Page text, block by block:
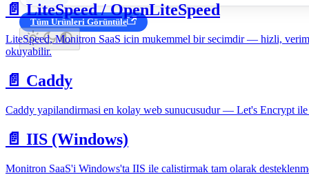
Tüm Ürünleri Görüntüle
📄️ LiteSpeed / OpenLiteSpeed
LiteSpeed, Monitron SaaS icin mukemmel bir secimdir — hizli,
okuyabilir.
📄️ Caddy
Caddy yapilandirmasi en kolay web sunucusudur — Let's Encrypt
📄️ IIS (Windows)
Monitron SaaS'i Windows'ta IIS ile calistirmak tam olarak